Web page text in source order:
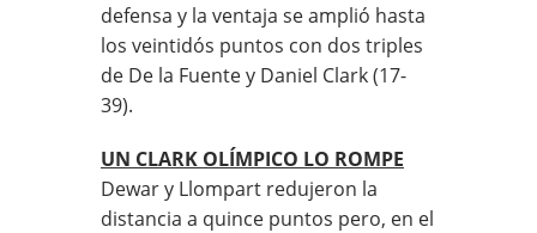
defensa y la ventaja se amplió hasta
los veintidós puntos con dos triples
de De la Fuente y Daniel Clark (17-
39).
UN CLARK OLÍMPICO LO ROMPE
Dewar y Llompart redujeron la
distancia a quince puntos pero, en el